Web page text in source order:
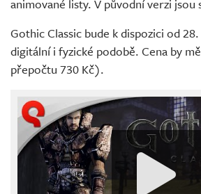
animované listy. V původní verzi jsou
Gothic Classic bude k dispozici od
digitální i fyzické podobě. Cena by
přepočtu 730 Kč).